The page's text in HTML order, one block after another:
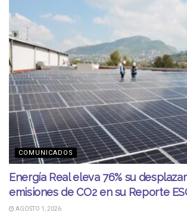
COMUNICADOS
Energía Real eleva 76% su
emisiones de CO2 en su Reporte
AGOSTO 1, 2026